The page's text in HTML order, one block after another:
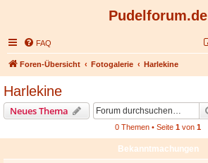
Pudelforum.de
FAQ
Foren-Übersicht Fotogalerie Harlekine
Harlekine
Neues Thema
0 Themen • Seite 1 von 1
Bekanntmachungen